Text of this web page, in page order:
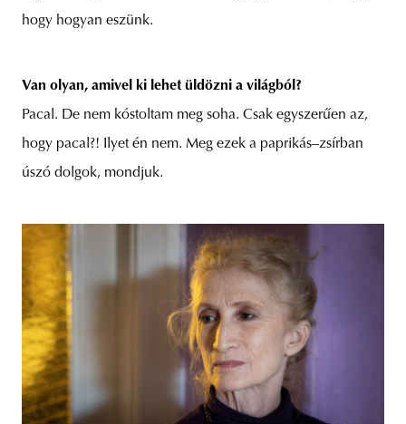
hogy hogyan eszünk.
Van olyan, amivel ki lehet üldözni a világból?
Pacal. De nem kóstoltam meg soha. Csak egyszerűen az,
hogy pacal?! Ilyet én nem. Meg ezek a paprikás–zsírban
úszó dolgok, mondjuk.